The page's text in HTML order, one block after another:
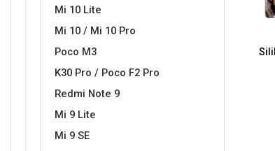
Mi 10 Lite
Mi 10 / Mi 10 Pro
Poco M3
K30 Pro / Poco F2 Pro
Redmi Note 9
Mi 9 Lite
Mi 9 SE